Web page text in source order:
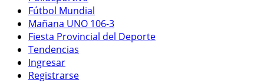
Fútbol Mundial
Mañana UNO 106-3
Fiesta Provincial del Deporte
Tendencias
Ingresar
Registrarse